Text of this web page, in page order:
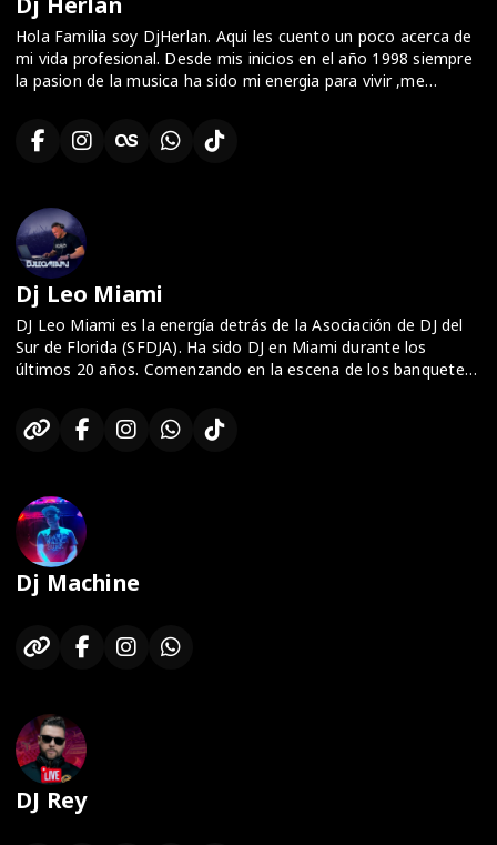
Hola Familia soy DjHerlan. Aqui les cuento un poco acerca de
mi vida profesional. Desde mis inicios en el año 1998 siempre
la pasion de la musica ha sido mi energia para vivir ,me
corazones a traves de ella. Estas invitado a disfrutar mis
sesiones de la semana los viernes y sabados. Los Viernes
90' . Siempre seras bienvenido , te espero!!
Dj Leo Miami
DJ Leo Miami ​​es la energía detrás de la Asociación de DJ del
Sur de Florida (SFDJA). Ha sido DJ en Miami durante los
últimos 20 años. Comenzando en la escena de los banquetes,
una variedad de públicos. En sus eventos escuchará Latin
Music, hip-hop, house , Top 40. Actualmente trabaja en
Dj Machine
DJ Rey